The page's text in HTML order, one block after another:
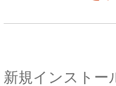
新規インストー